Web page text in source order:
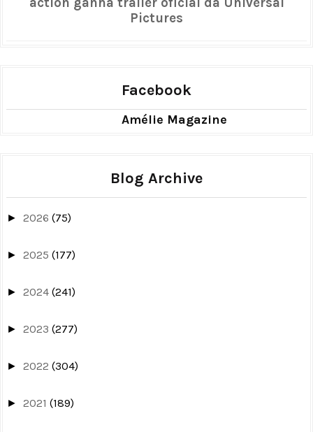
Pictures
Facebook
Amélie Magazine
Blog Archive
► 2026 (75)
► 2025 (177)
► 2024 (241)
► 2023 (277)
► 2022 (304)
► 2021 (189)